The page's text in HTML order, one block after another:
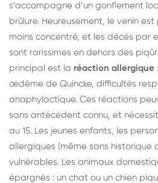
s’accompagne d’un gonflement
brûlure. Heureusement, le venin
moins concentré, et les décès par
sont rarissimes en dehors des
principal est la réaction allergique
œdème de Quincke, difficultés
anaphylactique. Ces réactions
sans antécédent connu, et
au 15. Les jeunes enfants, les
allergiques (même sans historique
vulnérables. Les animaux
épargnés : un chat ou un chien